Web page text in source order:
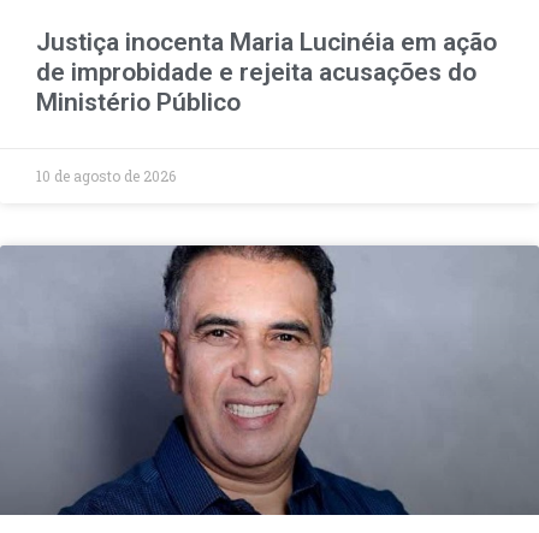
Justiça inocenta Maria Lucinéia em ação
de improbidade e rejeita acusações do
Ministério Público
10 de agosto de 2026